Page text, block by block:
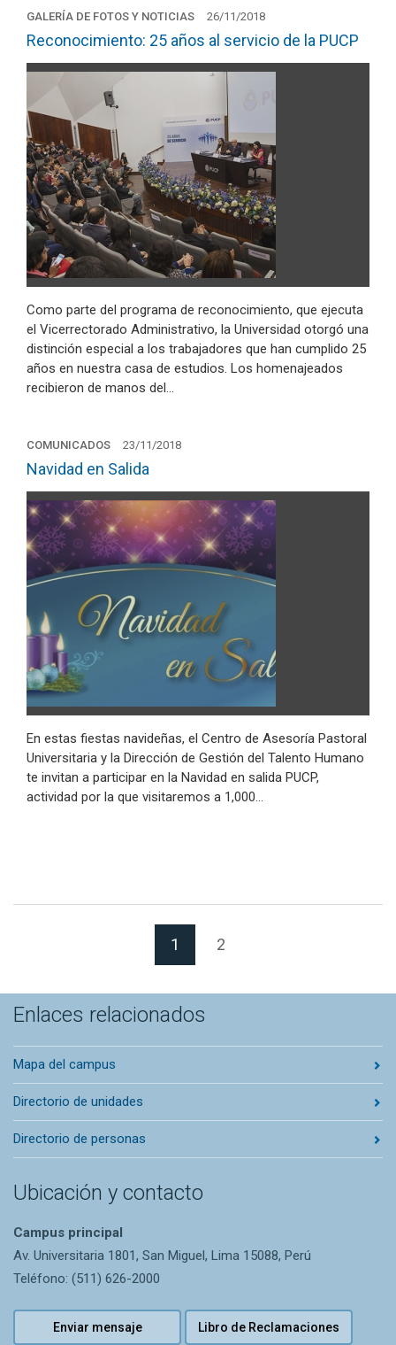
GALERÍA DE FOTOS Y NOTICIAS 26/11/2018
Reconocimiento: 25 años al servicio de la PUCP
Como parte del programa de reconocimiento, que ejecuta
el Vicerrectorado Administrativo, la Universidad otorgó una
distinción especial a los trabajadores que han cumplido 25
años en nuestra casa de estudios. Los homenajeados
recibieron de manos del…
COMUNICADOS 23/11/2018
Navidad en Salida
En estas fiestas navideñas, el Centro de Asesoría Pastoral
Universitaria y la Dirección de Gestión del Talento Humano
te invitan a participar en la Navidad en salida PUCP,
actividad por la que visitaremos a 1,000…
1 (Página actual)
2
Enlaces relacionados
Mapa del campus
Directorio de unidades
Directorio de personas
Ubicación y contacto
Campus principal
Av. Universitaria 1801, San Miguel, Lima 15088, Perú
Teléfono: (511) 626-2000
Enviar mensaje Libro de Reclamaciones